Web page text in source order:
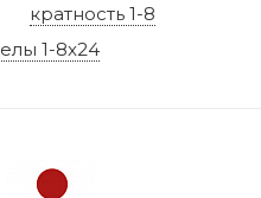
кратность 1-8
1-8x24